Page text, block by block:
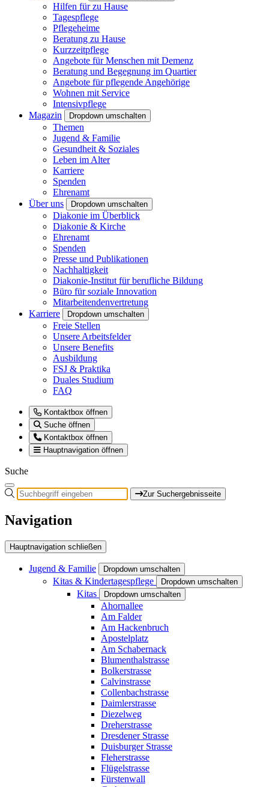
Hilfen für zu Hause
Tagespflege
Pflegeheime
Beratung zu Hause
Kurzzeitpflege
Angebote für Menschen mit Demenz
Beratung und Begegnung im Quartier
Angebote für pflegende Angehörige
Wohnen mit Service
Intensivpflege
Magazin
Dropdown umschalten
Themen
Jugend & Familie
Gesundheit & Soziales
Leben im Alter
Karriere
Spenden
Ehrenamt
Über uns
Dropdown umschalten
Diakonie im Überblick
Diakonie & Kirche
Ehrenamt
Spenden
Presse und Publikationen
Nachhaltigkeit
Diakonie-Institut für berufliche Bildung
Büro für soziale Innovation
Mitarbeitendenvertretung
Karriere
Dropdown umschalten
Freie Stellen
Unsere Arbeitsfelder
Unsere Benefits
Ausbildung
FSJ & Praktika
Duales Studium
FAQ
Kontaktbox öffnen
Suche öffnen
Kontaktbox öffnen
Hauptnavigation öffnen
Suche
Zur Suchergebnisseite
Navigation
Hauptnavigation schließen
Jugend & Familie Dropdown umschalten
Kitas & Kindertagespflege Dropdown umschalten
Kitas Dropdown umschalten
Ahornallee
Am Falder
Am Hackenbruch
Apostelplatz
Am Schabernack
Blumenthalstrasse
Bolkerstrasse
Calvinstrasse
Collenbachstrasse
Daimlerstrasse
Diezelweg
Dreherstrasse
Dresdener Strasse
Duisburger Strasse
Fleherstrasse
Flügelstrasse
Fürstenwall